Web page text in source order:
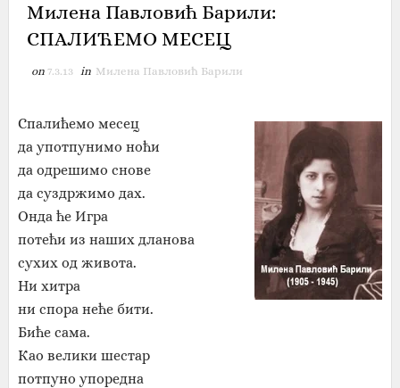
Милена Павловић Барили‎:
СПАЛИЋЕМО МЕСЕЦ
on 7.3.13 in Милена Павловић Барили
Спалићемо месец
да употпунимо ноћи
да одрешимо снове
да суздржимо дах.
Онда ће Игра
потећи из наших дланова
сухих од живота.
Ни хитра
ни спора неће бити.
Биће сама.
Као велики шестар
потпуно упоредна